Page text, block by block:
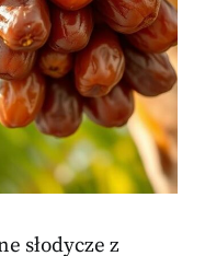
słodycze z